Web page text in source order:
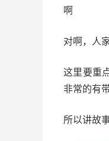
啊
对啊，人
这里要重
非常的有
所以讲故